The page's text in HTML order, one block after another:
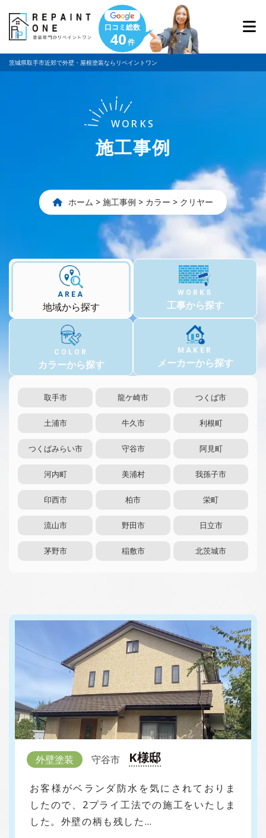
口コミ総数
40 件
茨城県取手市近郊で外壁・屋根塗装ならリペイントワン
WORKS
施工事例
ホーム > 施工事例 > カラー > クリヤー
AREA
地域から探す
WORKS
工事から探す
COLOR
カラーから探す
MAKER
メーカーから探す
取手市 龍ケ崎市 つくば市
土浦市 牛久市 利根町
つくばみらい市 守谷市 阿見町
河内町 美浦村 我孫子市
印西市 柏市 栄町
流山市 野田市 日立市
茅野市 稲敷市 北茨城市
外壁塗装 守谷市 K様邸
お客様がベランダ防水を気にされておりま
したので、2プライ工法での施工をいたしま
した。外壁の柄も残した…